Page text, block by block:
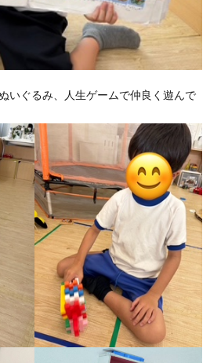
いぐるみ、人生ゲームで仲良く遊んで